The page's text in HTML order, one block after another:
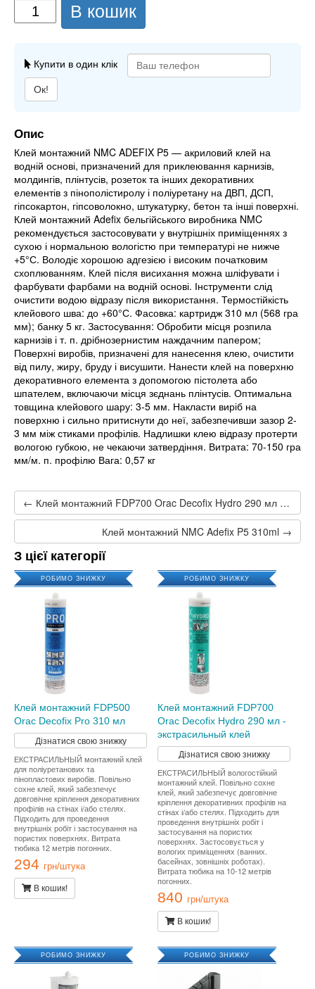
В кошик
Купити в один клік
Ок!
Опис
Клей монтажний NMC ADEFIX P5 — акриловий клей на
водній основі, призначений для приклеювання карнизів,
молдингів, плінтусів, розеток та інших декоративних
елементів з пінополістиролу і поліуретану на ДВП, ДСП,
гіпсокартон, гіпсоволокно, штукатурку, бетон та інші поверхні.
Клей монтажний Adefix бельгійського виробника NMC
рекомендується застосовувати у внутрішніх приміщеннях з
сухою і нормальною вологістю при температурі не нижче
+5°С. Володіє хорошою адгезією і високим початковим
схоплюванням. Клей після висихання можна шліфувати і
фарбувати фарбами на водній основі. Інструменти слід
очистити водою відразу після використання. Термостійкість
клейового шва: до +60°С. Фасовка: картридж 310 мл (568 гра
мм); банку 5 кг. Застосування: Обробити місця розпила
карнизів і т. п. дрібнозернистим наждачним папером;
Поверхні виробів, призначені для нанесення клею, очистити
від пилу, жиру, бруду і висушити. Нанести клей на поверхню
декоративного елемента з допомогою пістолета або
шпателем, включаючи місця зєднань плінтусів. Оптимальна
товщина клейового шару: 3-5 мм. Накласти виріб на
поверхню і сильно притиснути до неї, забезпечивши зазор 2-
3 мм між стиками профілів. Надлишки клею відразу протерти
вологою губкою, не чекаючи затвердіння. Витрата: 70-150 гра
мм/м. п. профілю Вага: 0,57 кг
← Клей монтажний FDP700 Orac Decofix Hydro 290 мл - экстрасильный клей
Клей монтажний NMC Adefix P5 310ml →
З цієї категорії
РОБИМО ЗНИЖКУ
Клей монтажний FDP500
Orac Decofix Pro 310 мл
Дізнатися свою знижку
ЕКСТРАСИЛЬНЫЙ монтажний клей
для поліуретанових та
пінопластових виробів. Повільно
сохне клей, який забезпечує
довговічне кріплення декоративних
профілів на стінах і/або стелях.
Підходить для проведення
внутрішніх робіт і застосування на
пористих поверхнях. Витрата
тюбика 12 метрів погонних.
294 грн/штука
В кошик!
РОБИМО ЗНИЖКУ
Клей монтажний FDP700
Orac Decofix Hydro 290 мл -
экстрасильный клей
Дізнатися свою знижку
ЕКСТРАСИЛЬНЫЙ вологостійкий
монтажний клей. Повільно сохне
клей, який забезпечує довговічне
кріплення декоративних профілів на
стінах і/або стелях. Підходить для
проведення внутрішніх робіт і
застосування на пористих
поверхнях. Застосовується у
вологих приміщеннях (ванних.
басейнах, зовнішніх роботах).
Витрата тюбика на 10-12 метрів
погонних.
840 грн/штука
В кошик!
РОБИМО ЗНИЖКУ РОБИМО ЗНИЖКУ